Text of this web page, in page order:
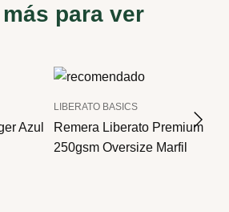
para ver
Azul
LIBERATO BASICS
Remera Liberato Premium
250gsm Oversize Marfil